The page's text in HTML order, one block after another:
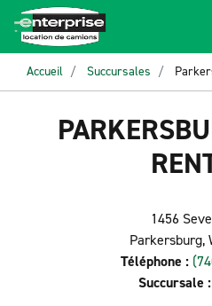
Accueil Succursales
1456
Parkersburg,
Téléphone :
Succursale :